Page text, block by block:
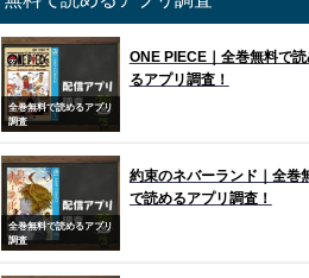
全巻無料で読めるアプリ
調査
ONE PIECE｜全巻無料で読
るアプリ調査！
全巻無料で読めるアプリ
調査
約束のネバーランド｜全巻
で読めるアプリ調査！